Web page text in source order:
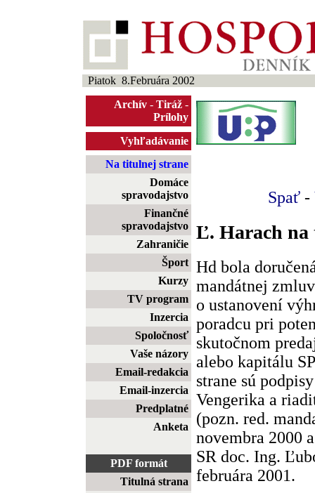
Piatok 8.Februára 2002
Archív - Tiráž -
Prílohy
Vyhľadávanie
Na titulnej strane
Domáce
spravodajstvo
Finančné
spravodajstvo
Zahraničie
Šport
Kurzy
TV program
Inzercia
Spoločnosť
Vaše názory
Email-redakcia
Email-inzercia
Predplatné
Anketa
PDF formát
Titulná strana
Spať -
Ľ. Harach
Hd bola
mandátnej
o ustanovení
poradcu pri
skutočnom
alebo kapitálu
strane sú
Vengerika a
(pozn. red.
novembra 2000
SR doc. Ing.
februára 2001.